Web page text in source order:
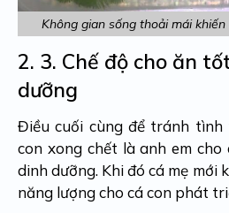
Không gian sống thoải mái
2. 3. Chế độ cho ăn
dưỡng
Điều cuối cùng để tránh
con xong chết là anh em
dinh dưỡng. Khi đó cá mẹ mới
năng lượng cho cá con phát